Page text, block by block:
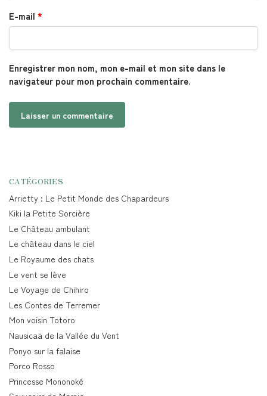
E-mail *
Enregistrer mon nom, mon e-mail et mon site dans le
navigateur pour mon prochain commentaire.
CATÉGORIES
Arrietty : Le Petit Monde des Chapardeurs
Kiki la Petite Sorcière
Le Château ambulant
Le château dans le ciel
Le Royaume des chats
Le vent se lève
Le Voyage de Chihiro
Les Contes de Terremer
Mon voisin Totoro
Nausicaä de la Vallée du Vent
Ponyo sur la falaise
Porco Rosso
Princesse Mononoké